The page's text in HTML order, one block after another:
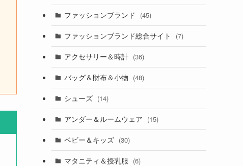
ファッションブランド (45)
ファッションブランド総合サイト (7)
アクセサリー＆時計 (36)
バッグ＆財布＆小物 (48)
シューズ (14)
アンダー＆ルームウェア (15)
ベビー＆キッズ (30)
マタニティ＆授乳服 (6)